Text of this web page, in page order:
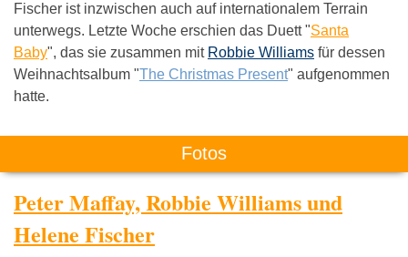
Fischer ist inzwischen auch auf internationalem Terrain
unterwegs. Letzte Woche erschien das Duett "Santa
Baby", das sie zusammen mit Robbie Williams für dessen
Weihnachtsalbum "The Christmas Present" aufgenommen
hatte.
Fotos
Peter Maffay, Robbie Williams und
Helene Fischer